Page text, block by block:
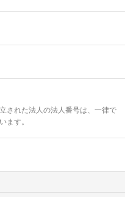
された法人の法人番号は、一律で
ます。